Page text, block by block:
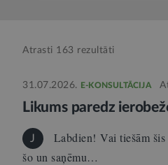
Atrasti 163 rezultāti
31.07.2026. E-KONSULTĀCIJA
Likums paredz
J
Labdien! Vai tiešām
šo un saņēmu…